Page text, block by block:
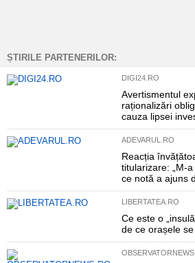
ȘTIRILE PARTENERILOR:
DIGI24.RO
Avertismentul
raționalizări
cauza lipsei
ADEVARUL.RO
Reacția
titularizare: „M-
ce notă a ajuns
LIBERTATEA.RO
Ce este o
de ce orașele